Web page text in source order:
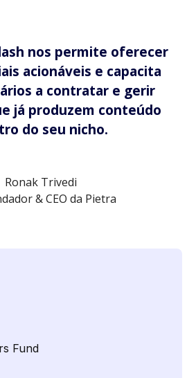
nos permite oferecer
acionáveis e capacita
a contratar e gerir
já produzem conteúdo
do seu nicho.
Ronak Trivedi
& CEO da Pietra
Fund